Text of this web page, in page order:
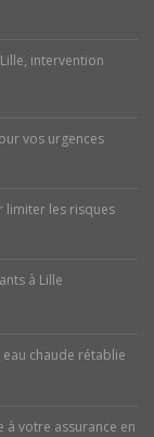
intervention
vos urgences
limiter les risques
à Lille
chaude rétablie
à votre assurance en